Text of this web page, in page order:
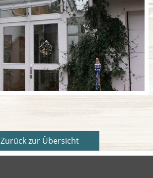
Zurück zur Übersicht